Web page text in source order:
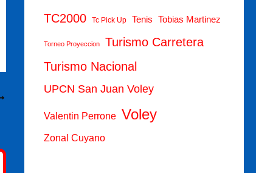
TC2000 Tc Pick Up Tenis Tobias Martinez
Torneo Proyeccion Turismo Carretera
Turismo Nacional
UPCN San Juan Voley
Valentin Perrone Voley
Zonal Cuyano